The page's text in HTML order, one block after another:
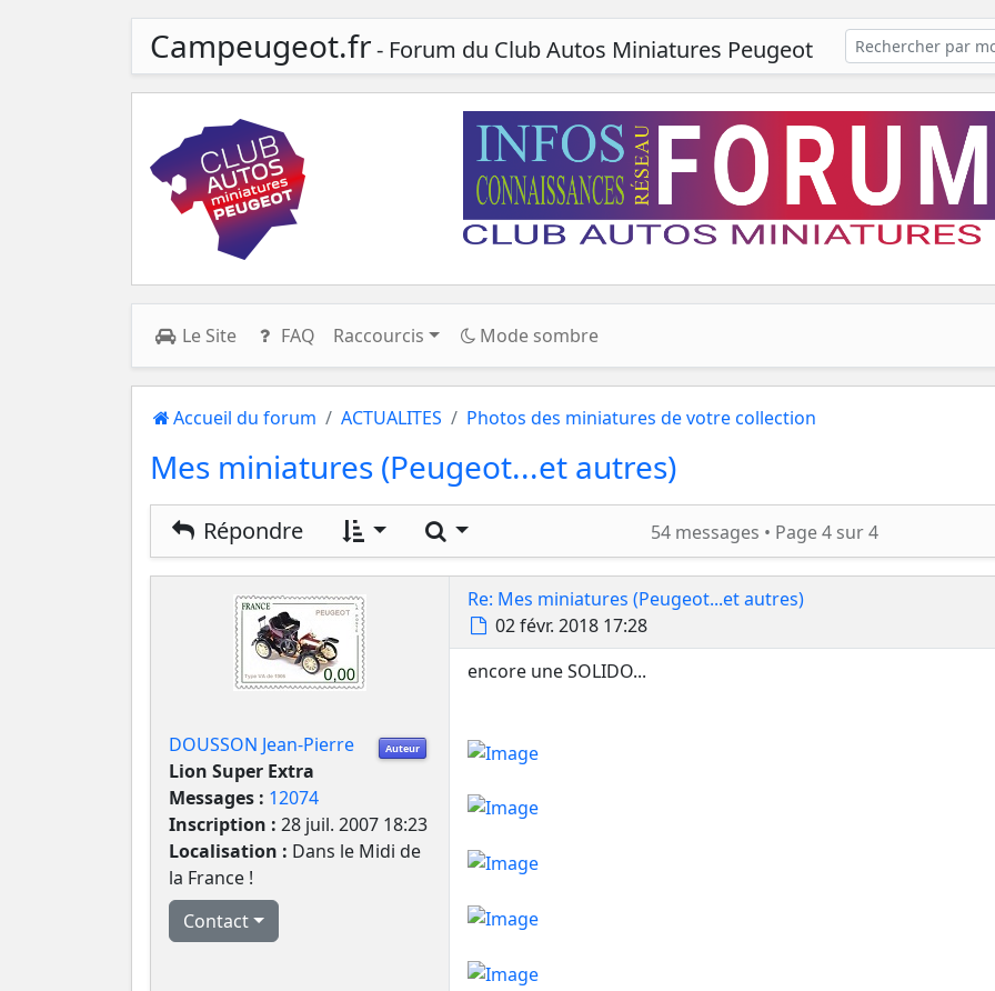
Campeugeot.fr- Forum du Club Autos Miniatures Peugeot
Le Site FAQ Raccourcis Mode sombre
Accueil du forum ACTUALITES Photos des miniatures de votre collection
Mes miniatures (Peugeot...et autres)
Répondre Rechercher 54 messages • Page4sur4
Auteur
DOUSSON Jean-Pierre
Lion Super Extra
Messages : 12074
Inscription : 28 juil. 2007 18:23
Localisation : Dans le Midi de
la France !
Contact
Re: Mes miniatures (Peugeot...et autres)
Message
02 févr. 2018 17:28
encore une SOLIDO...